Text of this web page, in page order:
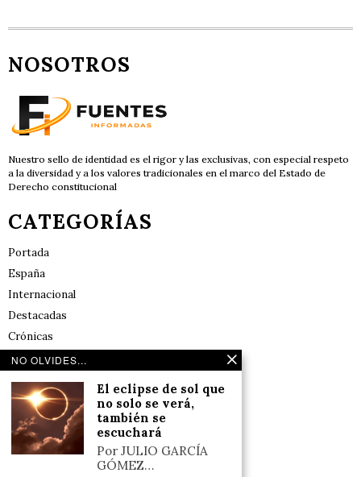
NOSOTROS
Nuestro sello de identidad es el rigor y las exclusivas, con especial respeto
a la diversidad y a los valores tradicionales en el marco del Estado de
Derecho constitucional
CATEGORÍAS
Portada
España
Internacional
Destacadas
Crónicas
Noticias de deportes en España
Reflexiones
LINKS
NO OLVIDES...
El eclipse de sol que
no solo se verá,
también se
escuchará
Por JULIO GARCÍA
GÓMEZ…